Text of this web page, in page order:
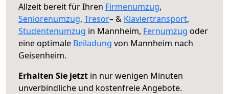
Allzeit bereit für Ihren Firmenumzug,
Seniorenumzug, Tresor– & Klaviertransport,
Studentenumzug in Mannheim, Fernumzug oder
eine optimale Beiladung von Mannheim nach
Geisenheim.
Erhalten Sie jetzt in nur wenigen Minuten
unverbindliche und kostenfreie Angebote.